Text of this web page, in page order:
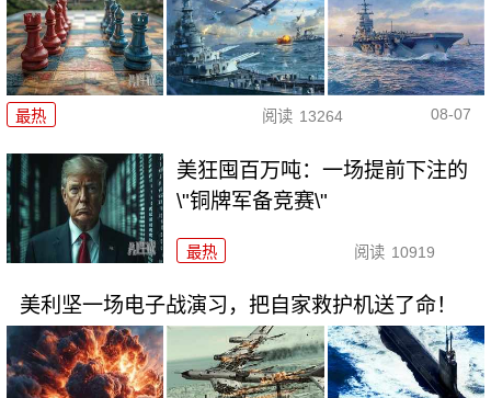
最热 阅读 13264 08-07
美狂囤百万吨：一场提前下注的
\"铜牌军备竞赛\"
最热 阅读 10919
美利坚一场电子战演习，把自家救护机送了命！